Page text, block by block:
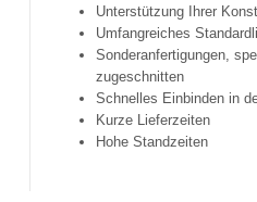
Unterstützung Ihrer
Umfangreiches
Sonderanfertigungen,
zugeschnitten
Schnelles Einbinden in
Kurze Lieferzeiten
Hohe Standzeiten